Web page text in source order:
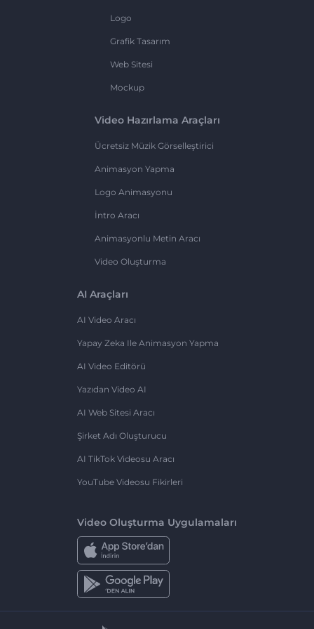
Logo
Grafik Tasarım
Web Sitesi
Mockup
Video Hazırlama Araçları
Ücretsiz Müzik Görselleştirici
Animasyon Yapma
Logo Animasyonu
İntro Aracı
Animasyonlu Metin Aracı
Video Oluşturma
AI Araçları
AI Video Aracı
Yapay Zeka Ile Animasyon Yapma
AI Video Editörü
Yazıdan Video AI
AI Web Sitesi Aracı
Şirket Adı Oluşturucu
AI TikTok Videosu Aracı
YouTube Videosu Fikirleri
Video Oluşturma Uygulamaları